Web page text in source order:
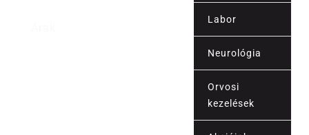
Labor
Neurológia
Orvosi
kezelések